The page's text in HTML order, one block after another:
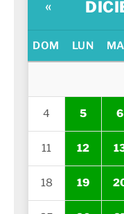
«
DOM LUN
4 5 6
11 12
18 19